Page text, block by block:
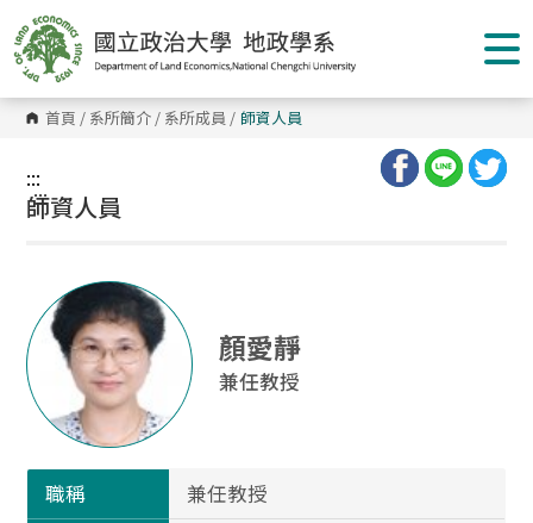
到
主
要
內
容
區 首頁 / 系所簡介 / 系所成員 / 師資人員
:::
:::
師資人員
顏愛靜
兼任教授
職稱
兼任教授